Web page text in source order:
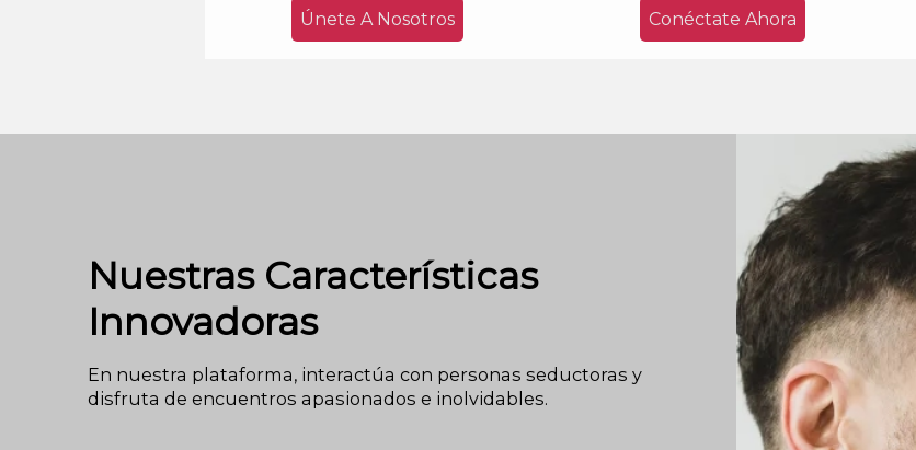
Únete A Nosotros Conéctate Ahora
Nuestras Características
Innovadoras
En nuestra plataforma, interactúa con personas seductoras y
disfruta de encuentros apasionados e inolvidables.